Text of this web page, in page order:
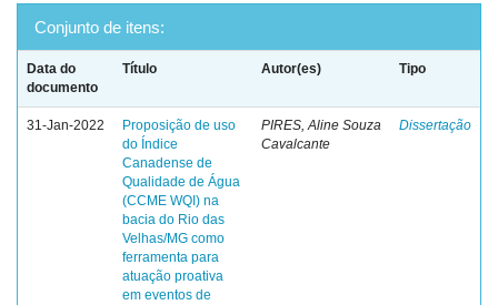
Conjunto de itens:
Data do
documento
Título Autor(es) Tipo
31-Jan-2022
Proposição de uso
do Índice
Canadense de
Qualidade de Água
(CCME WQI) na
bacia do Rio das
Velhas/MG como
ferramenta para
atuação proativa
em eventos de
PIRES, Aline Souza
Cavalcante
Dissertação